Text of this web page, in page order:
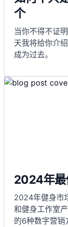
个
当你不得不证
天我将给你介
成为过去。
2024年最
2024年健身市
和健身工作室
的6种数字营销